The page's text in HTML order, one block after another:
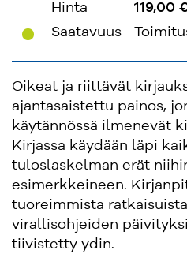
Hinta
119,00
Saatavuus
Oikeat ja riittävät
ajantasaistettu painos,
käytännössä ilmenevät
Kirjassa käydään läpi
tuloslaskelman erät
esimerkkeineen.
tuoreimmista
virallisohjeiden
tiivistetty ydin.